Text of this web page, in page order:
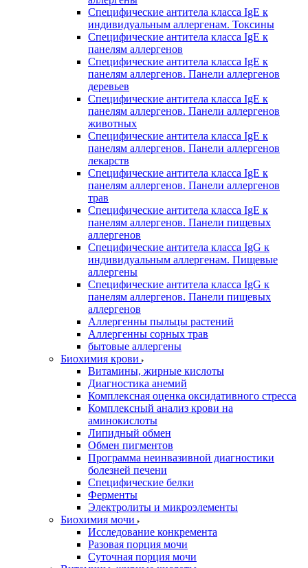
Специфические антитела класса IgE к
индивидуальным аллергенам. Токсины
Специфические антитела класса IgE к
панелям аллергенов
Специфические антитела класса IgE к
панелям аллергенов. Панели аллергенов
деревьев
Специфические антитела класса IgE к
панелям аллергенов. Панели аллергенов
животных
Специфические антитела класса IgE к
панелям аллергенов. Панели аллергенов
лекарств
Специфические антитела класса IgE к
панелям аллергенов. Панели аллергенов
трав
Специфические антитела класса IgE к
панелям аллергенов. Панели пищевых
аллергенов
Специфические антитела класса IgG к
индивидуальным аллергенам. Пищевые
аллергены
Специфические антитела класса IgG к
панелям аллергенов. Панели пищевых
аллергенов
Аллергенны пыльцы растений
Аллергенны сорных трав
бытовые аллергены
Биохимия крови
Витамины, жирные кислоты
Диагностика анемий
Комплексная оценка оксидативного стресса
Комплексный анализ крови на
аминокислоты
Липидный обмен
Обмен пигментов
Программа неинвазивной диагностики
болезней печени
Специфические белки
Ферменты
Электролиты и микроэлементы
Биохимия мочи
Исследование конкремента
Разовая порция мочи
Суточная порция мочи